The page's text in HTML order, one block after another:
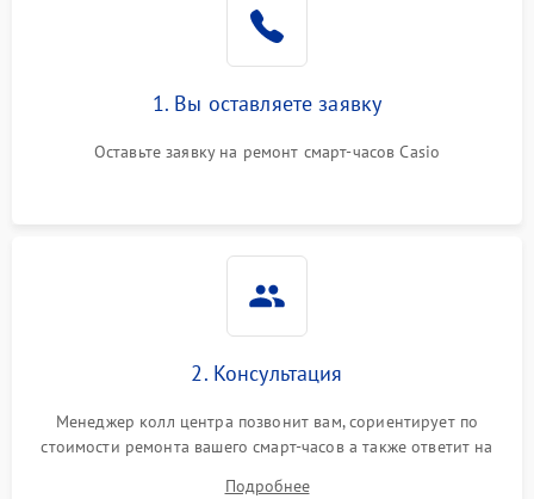
1. Вы оставляете заявку
Оставьте заявку на ремонт смарт-часов Casio
2. Консультация
Менеджер колл центра позвонит вам, сориентирует по
стоимости ремонта вашего смарт-часов а также ответит на
Подробнее